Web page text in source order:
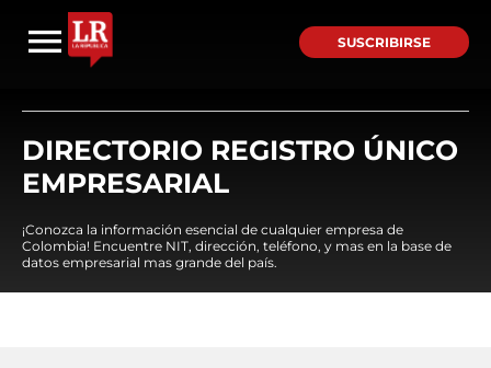
SUSCRIBIRSE
DIRECTORIO REGISTRO ÚNICO
EMPRESARIAL
¡Conozca la información esencial de cualquier empresa de
Colombia! Encuentre NIT, dirección, teléfono, y mas en la base de
datos empresarial mas grande del país.